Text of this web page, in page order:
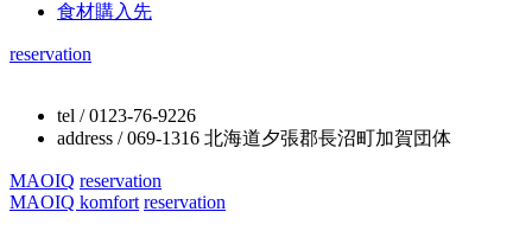
食材購入先
reservation
tel / 0123-76-9226
address / 069-1316 北海道夕張郡長沼町加賀団体
MAOIQ reservation
MAOIQ komfort reservation